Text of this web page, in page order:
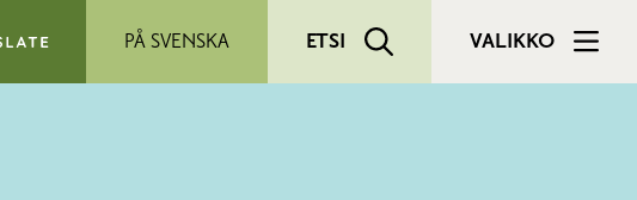
PÅ SVENSKA ETSI VALIKKO